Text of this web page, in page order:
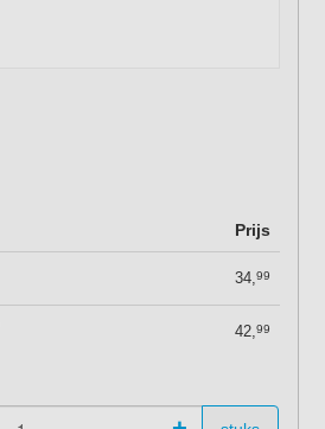
Prijs
34,99
42,99